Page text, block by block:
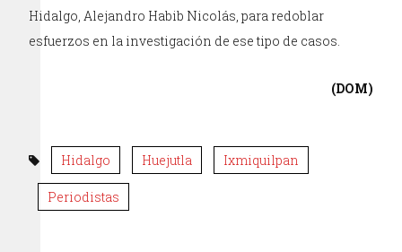
Hidalgo, Alejandro Habib Nicolás, para redoblar
esfuerzos en la investigación de ese tipo de casos.
(DOM)
Hidalgo Huejutla Ixmiquilpan
Periodistas